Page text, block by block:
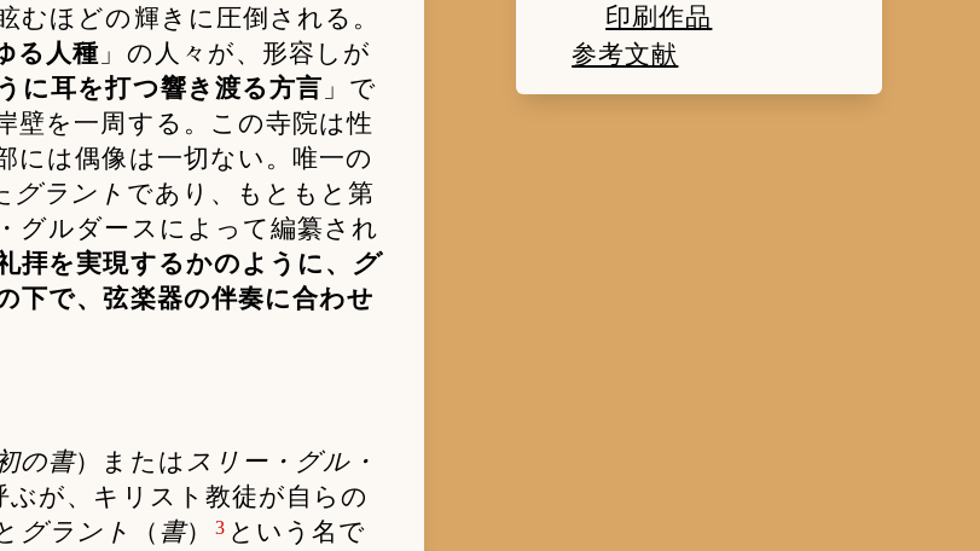
むほどの輝きに圧倒される。
る人種 」の人々が、形容しが
に耳を打つ響き渡る方言 」で
壁を一周する。この寺院は性
には偶像は一切ない。唯一の
グラント であり、もともと第
・グルダースによって編纂され
拝を実現するかのように、
グ
下で、弦楽器の伴奏に合わせ
の書）または スリー・グル・
ぶが、キリスト教徒が自らの
グラント （ 書） 3 という名で
印刷作品
参考文献